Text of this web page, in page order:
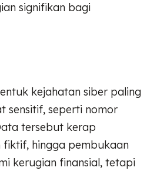
signifikan bagi
kejahatan siber paling
sensitif, seperti nomor
tersebut kerap
fiktif, hingga pembukaan
kerugian finansial, tetapi